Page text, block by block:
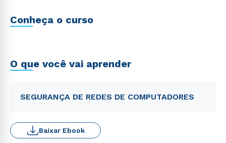
Conheça o curso
O que você vai aprender
SEGURANÇA DE REDES DE COMPUTADORES
Baixar Ebook